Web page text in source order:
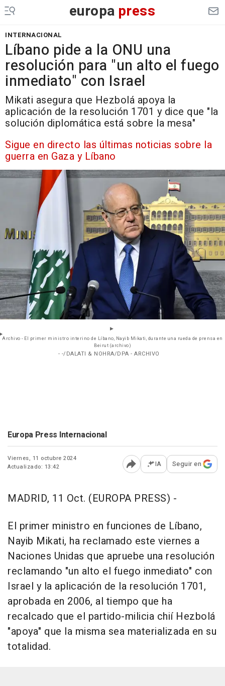
europa press
INTERNACIONAL
Líbano pide a la ONU una
resolución para "un alto el fuego
inmediato" con Israel
Mikati asegura que Hezbolá apoya la
aplicación de la resolución 1701 y dice que "la
solución diplomática está sobre la mesa"
Sigue en directo las últimas noticias sobre la
guerra en Gaza y Líbano
Archivo - El primer ministro interino de Líbano, Nayib Mikati, durante una rueda de prensa en
Beirut (archivo)
- -/DALATI & NOHRA/DPA - ARCHIVO
Europa Press Internacional
Viernes, 11 octubre 2024
Actualizado: 13:42
Abrir opciones para
IA Seguir en
MADRID, 11 Oct. (EUROPA PRESS) -
El primer ministro en funciones de Líbano,
Nayib Mikati, ha reclamado este viernes a
Naciones Unidas que apruebe una resolución
reclamando "un alto el fuego inmediato" con
Israel y la aplicación de la resolución 1701,
aprobada en 2006, al tiempo que ha
recalcado que el partido-milicia chií Hezbolá
"apoya" que la misma sea materializada en su
totalidad.